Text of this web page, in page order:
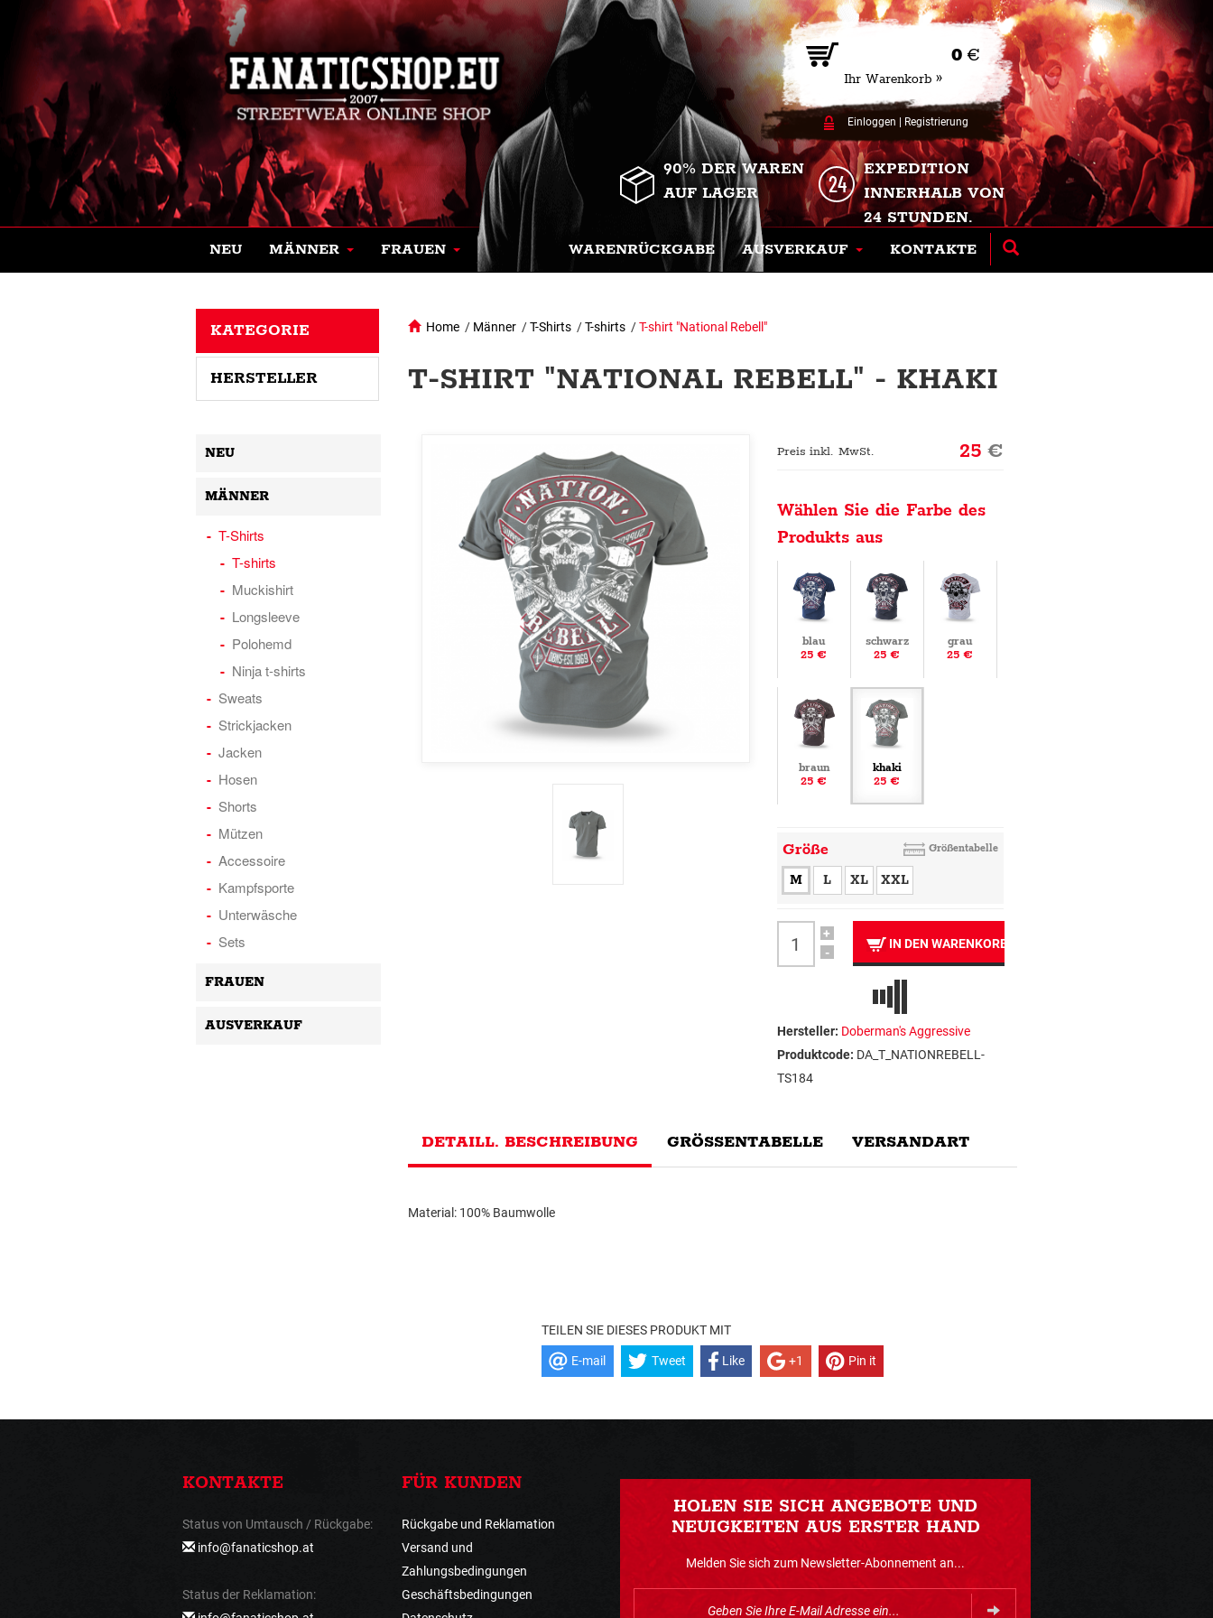
0 €
Ihr Warenkorb »
Einloggen Registrierung
90% DER WAREN
AUF LAGER
EXPEDITION
INNERHALB VON
24 STUNDEN.
NEU MÄNNER FRAUEN WARENRÜCKGABE AUSVERKAUF KONTAKTE
Home / Männer /T-Shirts /T-shirts /T-shirt "National Rebell"
T-SHIRT "NATIONAL REBELL" - KHAKI
Preis inkl. MwSt. 25€
Wählen Sie die Farbe des
Produkts aus
blau
25 €
schwarz
25 €
grau
25 €
braun
25 €
khaki
25 €
Größe Größentabelle
M L XL XXL
+
-
IN DEN WARENKORB
Hersteller: Doberman's Aggressive
Produktcode: DA_T_NATIONREBELL-
TS184
DETAILL. BESCHREIBUNG GRÖSSENTABELLE VERSANDART
Material: 100% Baumwolle
TEILEN SIE DIESES PRODUKT MIT
E-mail Tweet Like +1 Pin it
KATEGORIE
HERSTELLER
NEU
MÄNNER
T-Shirts
T-shirts
Muckishirt
Longsleeve
Polohemd
Ninja t-shirts
Sweats
Strickjacken
Jacken
Hosen
Shorts
Mützen
Accessoire
Kampfsporte
Unterwäsche
Sets
FRAUEN
AUSVERKAUF
KONTAKTE
Status von Umtausch / Rückgabe:
info@fanaticshop.at
Status der Reklamation:
FÜR KUNDEN
Rückgabe und Reklamation
Versand und
Zahlungsbedingungen
Geschäftsbedingungen
HOLEN SIE SICH ANGEBOTE UND
NEUIGKEITEN AUS ERSTER HAND
Melden Sie sich zum Newsletter-Abonnement an...